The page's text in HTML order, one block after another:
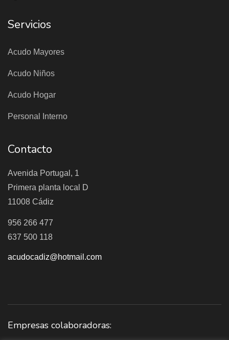
Servicios
Acudo Mayores
Acudo Niños
Acudo Hogar
Personal Interno
Contacto
Avenida Portugal, 1
Primera planta local D
11008 Cádiz
956 266 477
637 500 118
acudocadiz@hotmail.com
Empresas colaboradoras: